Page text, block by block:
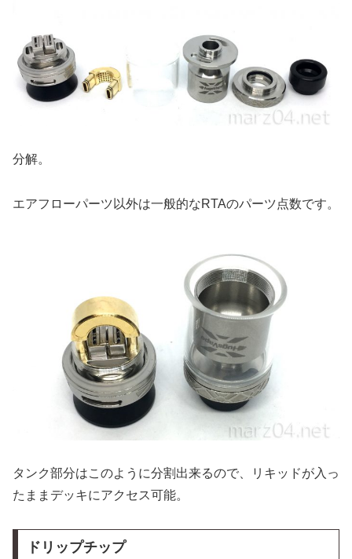
分解。
エアフローパーツ以外は一般的なRTAのパーツ点数です。
タンク部分はこのように分割出来るので、リキッドが入っ
たままデッキにアクセス可能。
ドリップチップ